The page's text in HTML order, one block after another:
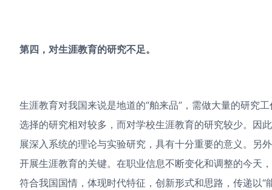
第四，对生涯教育的研究不足。
生涯教育对我国来说是地道的“舶来品”，需做大量的研究
选择的研究相对较多，而对学校生涯教育的研究较少。因
展深入系统的理论与实验研究，具有十分重要的意义。另
开展生涯教育的关键。在职业信息不断变化和调整的今天
符合我国国情，体现时代特征，创新形式和思路，传递以“